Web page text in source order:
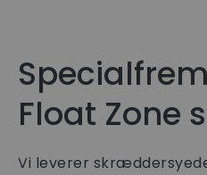
Float Zone
Vi leverer